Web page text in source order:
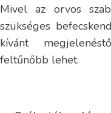
Mivel az orvos
szükséges
kívánt
feltűnőbb lehet.